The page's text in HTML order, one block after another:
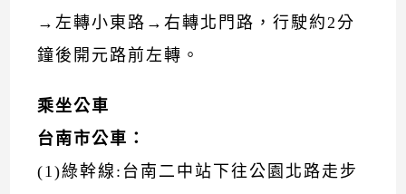
→左轉小東路→右轉北門路，行駛約2分
鐘後開元路前左轉。
乘坐公車
台南市公車：
(1)綠幹線:台南二中站下往公園北路走步